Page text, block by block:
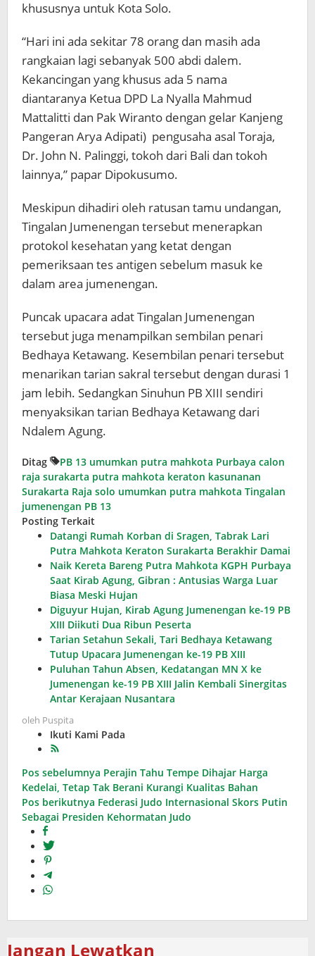
khususnya untuk Kota Solo.
“Hari ini ada sekitar 78 orang dan masih ada
rangkaian lagi sebanyak 500 abdi dalem.
Kekancingan yang khusus ada 5 nama
diantaranya Ketua DPD La Nyalla Mahmud
Mattalitti dan Pak Wiranto dengan gelar Kanjeng
Pangeran Arya Adipati) pengusaha asal Toraja,
Dr. John N. Palinggi, tokoh dari Bali dan tokoh
lainnya,” papar Dipokusumo.
Meskipun dihadiri oleh ratusan tamu undangan,
Tingalan Jumenengan tersebut menerapkan
protokol kesehatan yang ketat dengan
pemeriksaan tes antigen sebelum masuk ke
dalam area jumenengan.
Puncak upacara adat Tingalan Jumenengan
tersebut juga menampilkan sembilan penari
Bedhaya Ketawang. Kesembilan penari tersebut
menarikan tarian sakral tersebut dengan durasi 1
jam lebih. Sedangkan Sinuhun PB XIII sendiri
menyaksikan tarian Bedhaya Ketawang dari
Ndalem Agung.
Ditag PB 13 umumkan putra mahkota Purbaya calon
raja surakarta putra mahkota keraton kasunanan
Surakarta Raja solo umumkan putra mahkota Tingalan
jumenengan PB 13
Posting Terkait
Datangi Rumah Korban di Sragen, Tabrak Lari
Putra Mahkota Keraton Surakarta Berakhir Damai
Naik Kereta Bareng Putra Mahkota KGPH Purbaya
Saat Kirab Agung, Gibran : Antusias Warga Luar
Biasa Meski Hujan
Diguyur Hujan, Kirab Agung Jumenengan ke-19 PB
XIII Diikuti Dua Ribun Peserta
Tarian Setahun Sekali, Tari Bedhaya Ketawang
Tutup Upacara Jumenengan ke-19 PB XIII
Puluhan Tahun Absen, Kedatangan MN X ke
Jumenengan ke-19 PB XIII Jalin Kembali Sinergitas
Antar Kerajaan Nusantara
oleh Puspita
Ikuti Kami Pada
Navigasi
pos
Pos sebelumnya Perajin Tahu Tempe Dihajar Harga
Kedelai, Tetap Tak Berani Kurangi Kualitas Bahan
Pos berikutnya Federasi Judo Internasional Skors Putin
Sebagai Presiden Kehormatan Judo
Jangan Lewatkan